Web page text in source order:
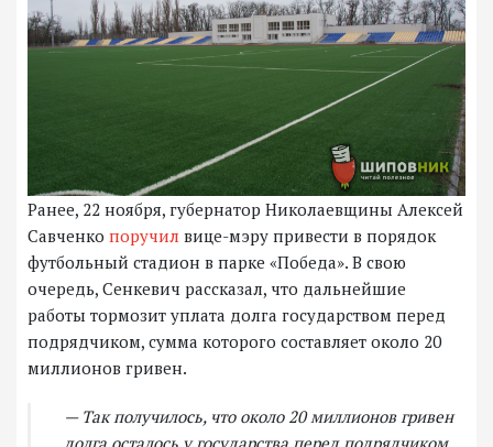
Ранее, 22 ноября, губернатор Николаевщины Алексей
Савченко поручил вице-мэру привести в порядок
футбольный стадион в парке «Победа». В свою
очередь, Сенкевич рассказал, что дальнейшие
работы тормозит уплата долга государством перед
подрядчиком, сумма которого составляет около 20
миллионов гривен.
— Так получилось, что около 20 миллионов гривен
долга осталось у государства перед подрядчиком.